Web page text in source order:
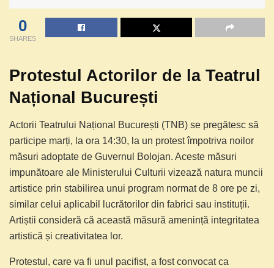
0
SHARES
Protestul Actorilor de la Teatrul
Național București
Actorii Teatrului Național București (TNB) se pregătesc să
participe marți, la ora 14:30, la un protest împotriva noilor
măsuri adoptate de Guvernul Bolojan. Aceste măsuri
impunătoare ale Ministerului Culturii vizează natura muncii
artistice prin stabilirea unui program normat de 8 ore pe zi,
similar celui aplicabil lucrătorilor din fabrici sau instituții.
Artiștii consideră că această măsură amenință integritatea
artistică și creativitatea lor.
Protestul, care va fi unul pacifist, a fost convocat ca